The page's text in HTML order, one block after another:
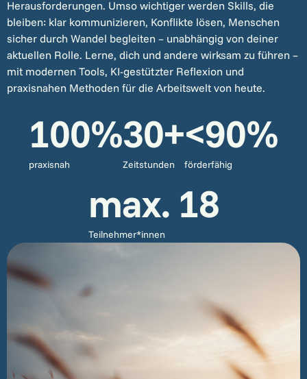
Herausforderungen. Umso wichtiger werden Skills, die
bleiben: klar kommunizieren, Konflikte lösen, Menschen
sicher durch Wandel begleiten – unabhängig von deiner
aktuellen Rolle. Lerne, dich und andere wirksam zu führen –
mit modernen Tools, KI-gestützter Reflexion und
praxisnahen Methoden für die Arbeitswelt von heute.
100%
praxisnah
30+
Zeitstunden
<90%
förderfähig
max. 18
Teilnehmer*innen